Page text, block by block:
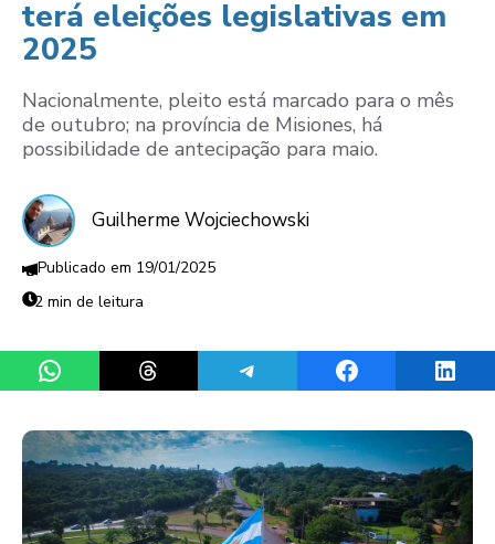
terá eleições legislativas em
2025
Nacionalmente, pleito está marcado para o mês
de outubro; na província de Misiones, há
possibilidade de antecipação para maio.
Guilherme Wojciechowski
19/01/2025
2 min de leitura
Share on WhatsAppShare on ThreadsShare on TelegramShare on Facebook